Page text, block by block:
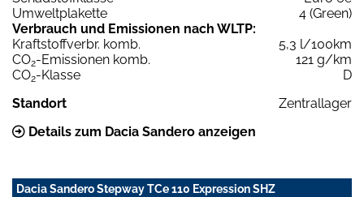
Umweltplakette
4 (Green)
Verbrauch und Emissionen nach WLTP:
Kraftstoffverbr. komb.
5,3 l/100km
CO2-Emissionen komb.
121 g/km
CO2-Klasse
D
Standort
Zentrallager
Details zum Dacia Sandero anzeigen
Dacia Sandero Stepway TCe 110 Expression SHZ